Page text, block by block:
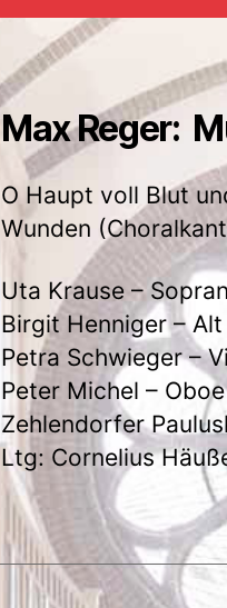
Max Reger:
O Haupt voll Blut
Wunden
Uta Krause – Sopran
Birgit Henniger – Alt
Petra Schwieger –
Peter Michel – Oboe
Zehlendorfer
Ltg: Cornelius